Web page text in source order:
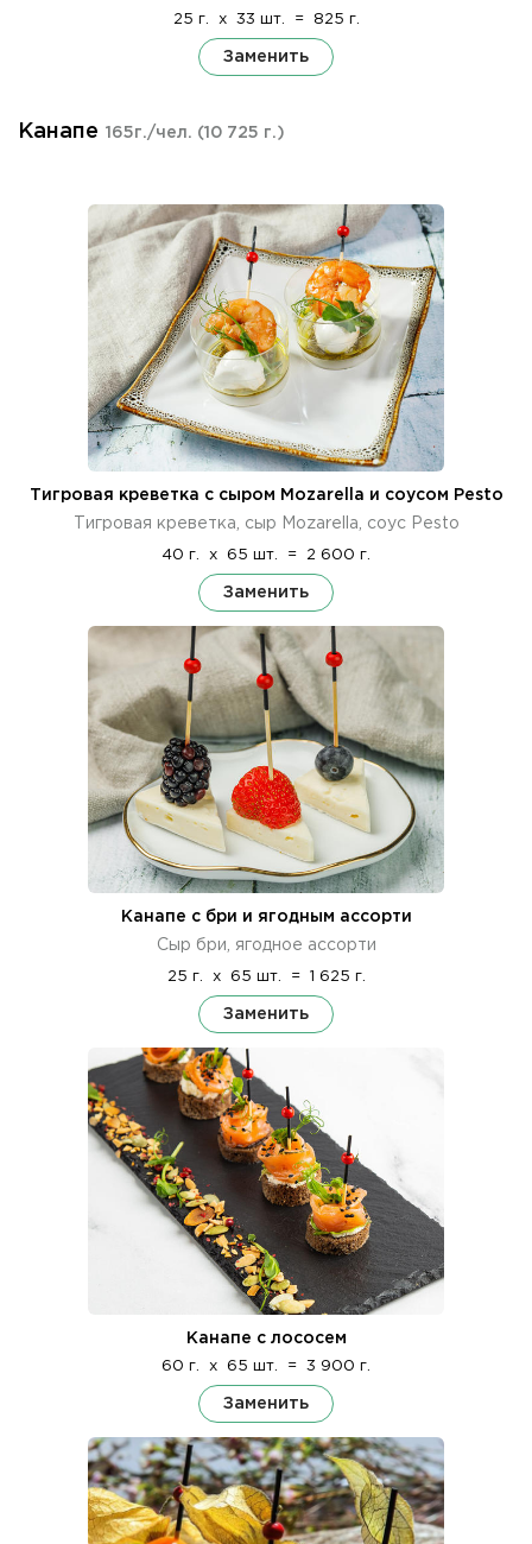
25 г. x 33 шт. = 825 г.
Заменить
Канапе 165г./чел. (10 725 г.)
Тигровая креветка с сыром Mozarella и соусом Pesto
Тигровая креветка, сыр Mozarella, соус Pesto
40 г. x 65 шт. = 2 600 г.
Заменить
Канапе с бри и ягодным ассорти
Сыр бри, ягодное ассорти
25 г. x 65 шт. = 1 625 г.
Заменить
Канапе с лососем
60 г. x 65 шт. = 3 900 г.
Заменить